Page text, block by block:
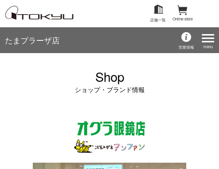
Online store
店舗一覧
たまプラーザ店
営業情報
Shop
ショップ・ブランド情報
menu